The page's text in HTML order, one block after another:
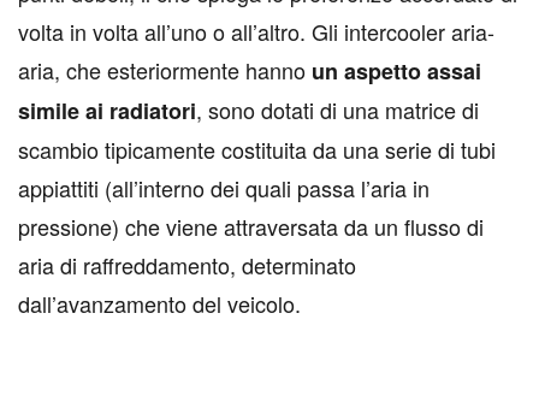
volta in volta all’uno o all’altro. Gli intercooler aria-
aria, che esteriormente hanno un aspetto assai
simile ai radiatori, sono dotati di una matrice di
scambio tipicamente costituita da una serie di tubi
appiattiti (all’interno dei quali passa l’aria in
pressione) che viene attraversata da un flusso di
aria di raffreddamento, determinato
dall’avanzamento del veicolo.